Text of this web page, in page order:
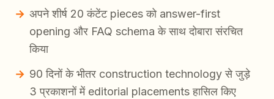
अपने शीर्ष 20 कंटेंट pieces को answer-first
opening और FAQ schema के साथ दोबारा संरचित
किया
90 दिनों के भीतर construction technology से जुड़े
3 प्रकाशनों में editorial placements हासिल किए